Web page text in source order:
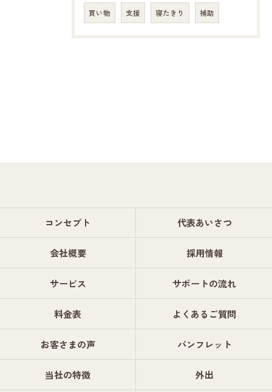
買い物 支援 寝たきり 補助
コンセプト 代表あいさつ
会社概要 採用情報
サービス サポートの流れ
料金表 よくあるご質問
お客さまの声 パンフレット
当社の特徴 外出